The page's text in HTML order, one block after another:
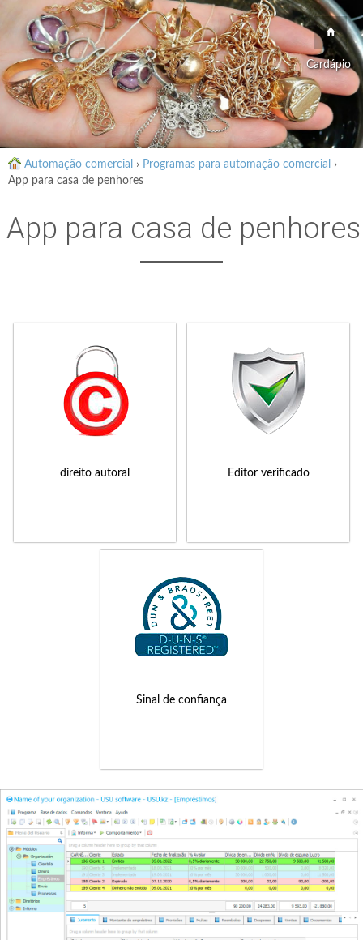
Cardápio
Automação comercial › Programas para automação comercial
›
App para casa de penhores
App para casa de penhores
direito autoral Editor verificado
Sinal de confiança